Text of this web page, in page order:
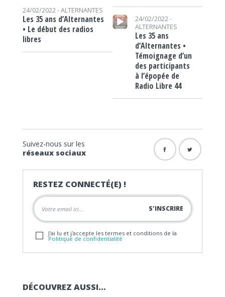
24/02/2022 -ALTERNANTES
Les 35 ans d’Alternantes
• Le début des radios
libres
Lecteur audio
24/02/2022 -
ALTERNANTES
Les 35 ans
d’Alternantes •
Témoignage d’un
des participants
à l’épopée de
Radio Libre 44
Suivez-nous sur les
réseaux sociaux
RESTEZ CONNECTÉ(E) !
J'ai lu et j'accepte les termes et conditions de la
Politique de confidentialité
DÉCOUVREZ AUSSI…